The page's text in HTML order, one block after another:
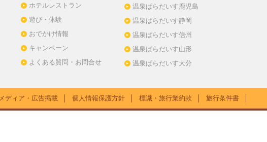
ホテルレストラン
遊び・体験
おでかけ情報
キャンペーン
よくある質問・お問合せ
温泉ぱらだいす鹿児島
温泉ぱらだいす静岡
温泉ぱらだいす信州
温泉ぱらだいす山形
温泉ぱらだいす大分
メディア・広告掲載 個人情報保護方針 標識・旅行業約款 旅行条件書